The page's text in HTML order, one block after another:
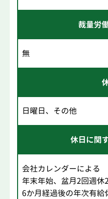
裁量労
無
日曜日、その他
休日に関
会社カレンダーによる
年末年始、盆月2回週休
6か月経過後の年次有給